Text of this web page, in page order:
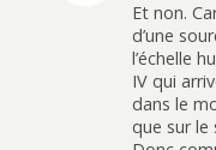
Et non.
d’une
l’échelle
IV qui
dans le
que sur le